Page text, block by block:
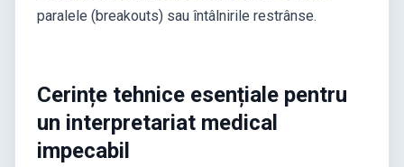
paralele (breakouts) sau întâlnirile restrânse.
Cerințe tehnice esențiale pentru
un interpretariat medical
impecabil